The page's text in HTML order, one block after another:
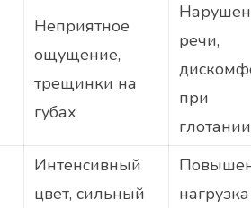
Неприятное
ощущение,
трещинки на
губах
речи,
при
глотании
Интенсивный
цвет, сильный